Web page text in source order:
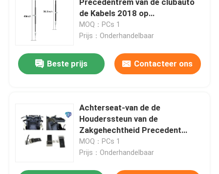
de Kabels 2018 op
Drive&Passenger-Kant
MOQ：PCs 1
Prijs：Onderhandelbaar
Beste prijs Contacteer ons
Achterseat-van de de
Houderssteun van de
Zakgehechtheid Precedent
102504001
MOQ：PCs 1
Prijs：Onderhandelbaar